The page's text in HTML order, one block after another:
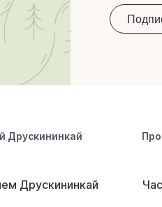
Друскининкай
Друскининкай